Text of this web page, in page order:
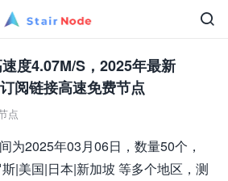

速度4.07M/S，2025年最新
阅链接高速免费节点
点
为2025年03月06日，数量50个，
|美国|日本|新加坡 等多个地区，测